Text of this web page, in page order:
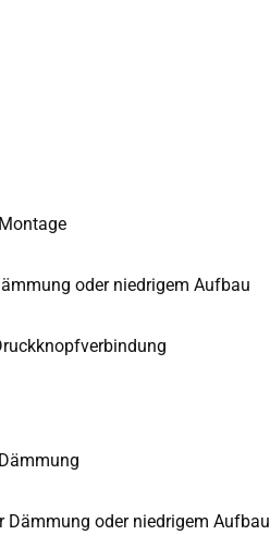
oder niedrigem Aufbau
oder niedrigem Aufbau